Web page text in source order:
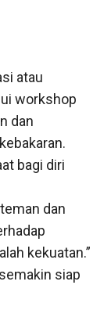
atau
workshop
dan
bagi diri
dan
kekuatan.”
siap